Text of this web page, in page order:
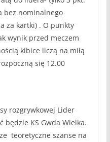
bez nominalnego
za kartki) . O punkty
wynik przed meczem
kibice liczą na miłą
się 12.00
rozgrywkowej Lider
będzie KS Gwda Wielka.
teoretyczne szanse na